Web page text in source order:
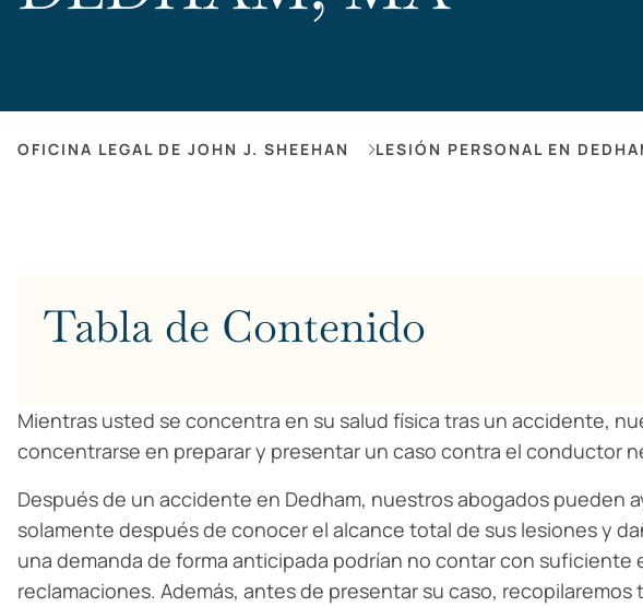
OFICINA LEGAL DE JOHN J. SHEEHAN LESIÓN PERSONAL EN
Tabla de Contenido
Mientras usted se concentra en su salud física tras un accidente,
concentrarse en preparar y presentar un caso contra el conductor
Después de un accidente en Dedham, nuestros abogados pueden
solamente después de conocer el alcance total de sus lesiones y
una demanda de forma anticipada podrían no contar con suficiente
reclamaciones. Además, antes de presentar su caso,